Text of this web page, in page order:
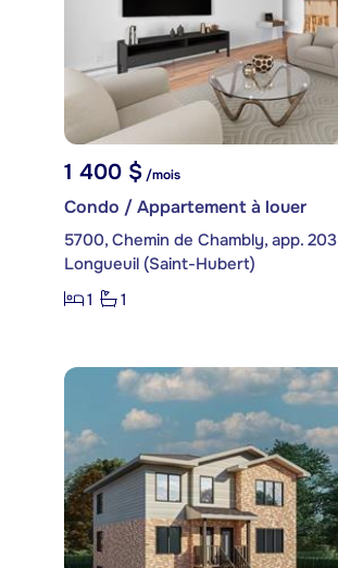
1 400 $/mois
Condo / Appartement à louer
5700, Chemin de Chambly, app. 203
Longueuil (Saint-Hubert)
1
1